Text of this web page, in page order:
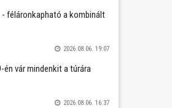
- féláronkapható a kombinált
2026.08.06. 19:07
én vár mindenkit a túrára
2026.08.06. 16:37